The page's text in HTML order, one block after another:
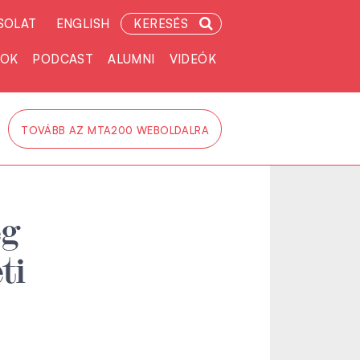
ENGLISH KERESÉS
PODCAST ALUMNI VIDEÓK
TOVÁBB AZ MTA200 WEBOLDALRA